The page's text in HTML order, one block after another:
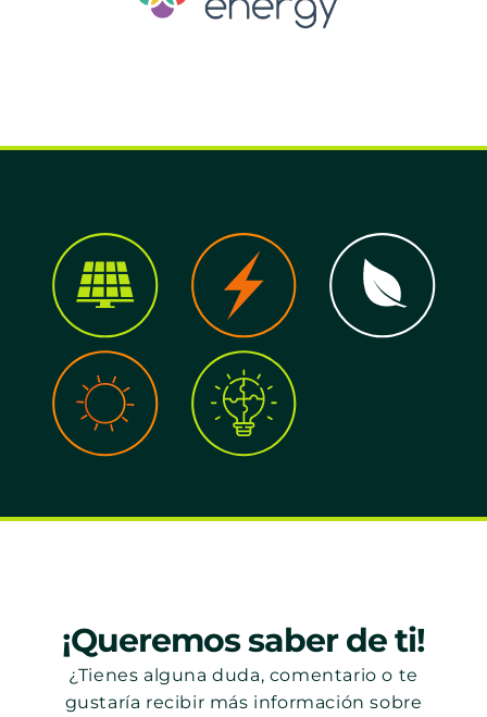
¡Queremos saber de ti!
¿Tienes alguna duda, comentario o te
gustaría recibir más información sobre